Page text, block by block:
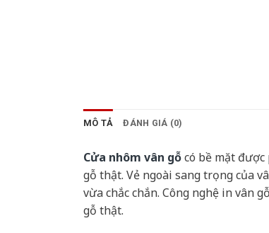
MÔ TẢ ĐÁNH GIÁ (0)
Cửa nhôm vân gỗcó bề mặt
gỗ thật. Vẻ ngoài sang trọng của
vừa chắc chắn. Công nghệ in vân
gỗ thật.